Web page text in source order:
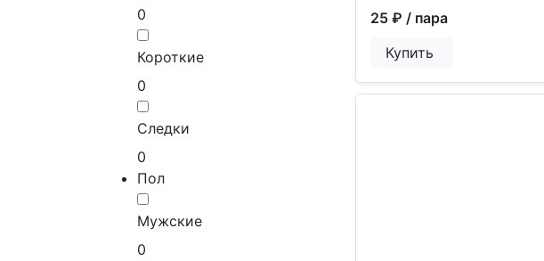
0
Короткие
0
Следки
0
Пол
Мужские
0
25 ₽ / пара
Купить